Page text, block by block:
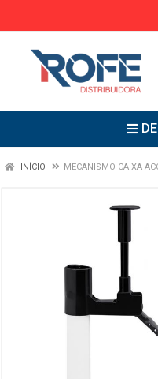
INÍCIO MECANISMO CAIXA